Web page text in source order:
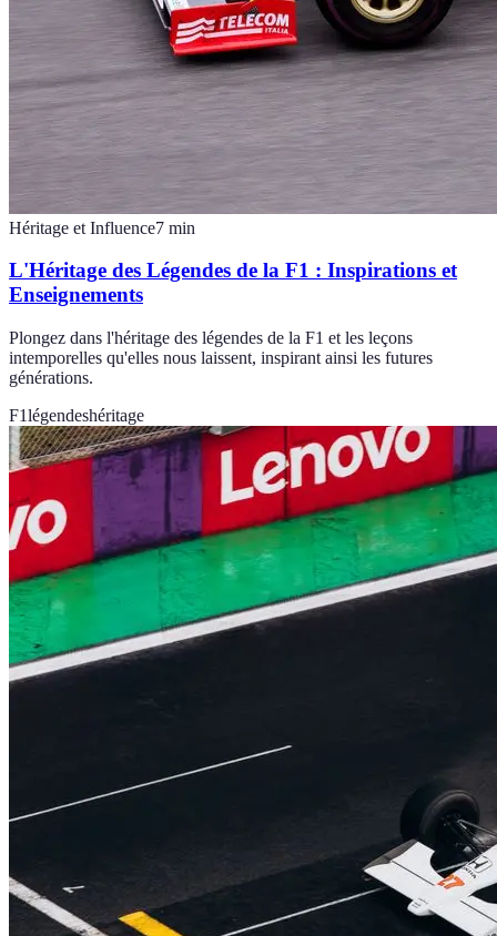
Héritage et Influence7 min
L'Héritage des Légendes de la F1 : Inspirations et
Enseignements
Plongez dans l'héritage des légendes de la F1 et les leçons
intemporelles qu'elles nous laissent, inspirant ainsi les futures
générations.
F1légendeshéritage